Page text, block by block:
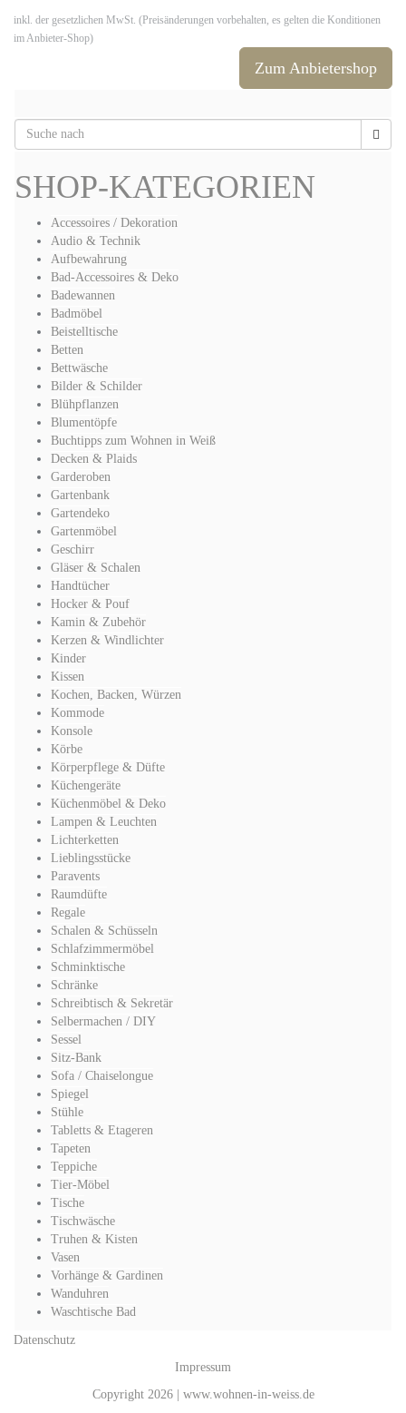
inkl. der gesetzlichen MwSt. (Preisänderungen vorbehalten, es gelten die Konditionen
im Anbieter-Shop)
Zum Anbietershop
SHOP-KATEGORIEN
Accessoires / Dekoration
Audio & Technik
Aufbewahrung
Bad-Accessoires & Deko
Badewannen
Badmöbel
Beistelltische
Betten
Bettwäsche
Bilder & Schilder
Blühpflanzen
Blumentöpfe
Buchtipps zum Wohnen in Weiß
Decken & Plaids
Garderoben
Gartenbank
Gartendeko
Gartenmöbel
Geschirr
Gläser & Schalen
Handtücher
Hocker & Pouf
Kamin & Zubehör
Kerzen & Windlichter
Kinder
Kissen
Kochen, Backen, Würzen
Kommode
Konsole
Körbe
Körperpflege & Düfte
Küchengeräte
Küchenmöbel & Deko
Lampen & Leuchten
Lichterketten
Lieblingsstücke
Paravents
Raumdüfte
Regale
Schalen & Schüsseln
Schlafzimmermöbel
Schminktische
Schränke
Schreibtisch & Sekretär
Selbermachen / DIY
Sessel
Sitz-Bank
Sofa / Chaiselongue
Spiegel
Stühle
Tabletts & Etageren
Tapeten
Teppiche
Tier-Möbel
Tische
Tischwäsche
Truhen & Kisten
Vasen
Vorhänge & Gardinen
Wanduhren
Waschtische Bad
Datenschutz
Impressum
Copyright 2026 | www.wohnen-in-weiss.de